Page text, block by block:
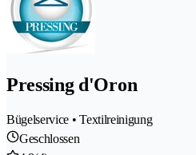
Pressing d'Oron
Bügelservice • Textilreinigung
Geschlossen